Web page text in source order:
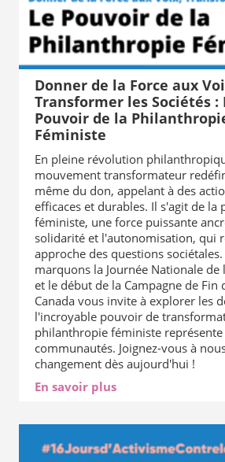
Donner de la Force aux
Transformer les Sociétés :
Pouvoir de la
Féministe
En pleine révolution
mouvement transformateur
même du don, appelant à des
efficaces et durables. Il s'agit de la
féministe, une force puissante
solidarité et l'autonomisation, qui
approche des questions
marquons la Journée Nationale
et le début de la Campagne de Fin
Canada vous invite à explorer les
l'incroyable pouvoir de
philanthropie féministe
communautés. Joignez-vous à
changement dès aujourd'hui !
En savoir plus